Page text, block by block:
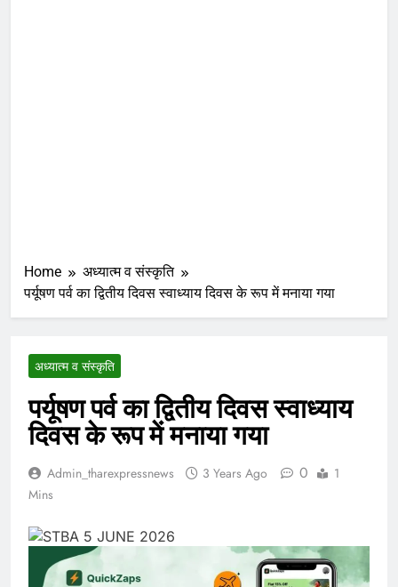
Home
अध्यात्म व संस्कृति
पर्यूषण पर्व का द्वितीय दिवस स्वाध्याय दिवस के रूप में मनाया गया
अध्यात्म व संस्कृति
पर्यूषण पर्व का द्वितीय दिवस स्वाध्याय
दिवस के रूप में मनाया गया
Admin_tharexpressnews 3 Years Ago 0
1
Mins